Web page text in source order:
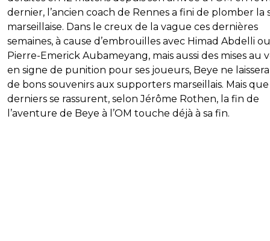
dernier, l’ancien coach de Rennes a fini de plomber la
marseillaise. Dans le creux de la vague ces dernières
semaines, à cause d’embrouilles avec Himad Abdelli ou
Pierre-Emerick Aubameyang, mais aussi des mises au
en signe de punition pour ses joueurs, Beye ne
de bons souvenirs aux supporters marseillais. Mais que
derniers se rassurent, selon Jérôme Rothen, la fin de
l’aventure de Beye à l’OM touche déjà à sa fin.